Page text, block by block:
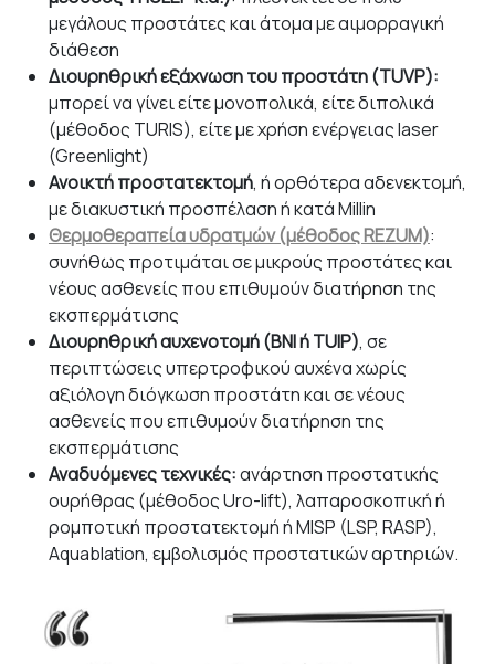
μεγάλους προστάτες και άτομα με αιμορραγική
διάθεση
Διουρηθρική εξάχνωση του προστάτη (TUVP):
μπορεί να γίνει είτε μονοπολικά, είτε διπολικά
(μέθοδος TURIS), είτε με χρήση ενέργειας laser
(Greenlight)
Ανοικτή προστατεκτομή, ή ορθότερα αδενεκτομή,
με διακυστική προσπέλαση ή κατά Millin
Θερμοθεραπεία υδρατμών (μέθοδος REZUM):
συνήθως προτιμάται σε μικρούς προστάτες και
νέους ασθενείς που επιθυμούν διατήρηση της
εκσπερμάτισης
Διουρηθρική αυχενοτομή (BNI ήTUIP), σε
περιπτώσεις υπερτροφικού αυχένα χωρίς
αξιόλογη διόγκωση προστάτη και σε νέους
ασθενείς που επιθυμούν διατήρηση της
εκσπερμάτισης
Αναδυόμενες τεχνικές:ανάρτηση προστατικής
ουρήθρας (μέθοδος Uro-lift), λαπαροσκοπική ή
ρομποτική προστατεκτομή ή MISP (LSP, RASP),
Aquablation, εμβολισμός προστατικών αρτηριών.